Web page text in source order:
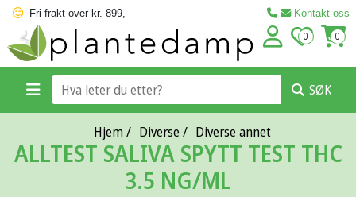
Fri frakt over kr. 899,- Kontakt oss
SØK
0 0
Hjem / Diverse / Diverse annet
ALLTEST SALIVA SPYTT TEST THC
3.5 NG/ML